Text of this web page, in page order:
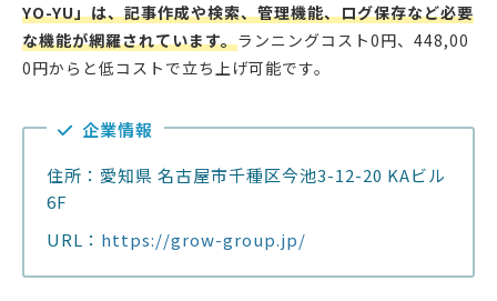
YO-YU」は、記事作成や検索、管理機能、ログ保存など必要
な機能が網羅されています。ランニングコスト0円、448,00
0円からと低コストで立ち上げ可能です。
企業情報
住所：愛知県 名古屋市千種区今池3-12-20 KAビル
6F
URL： https://grow-group.jp/